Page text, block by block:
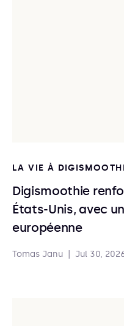
LA VIE À
Digismoothie
États-Unis, avec
européenne
Tomas Janu Jul 30,